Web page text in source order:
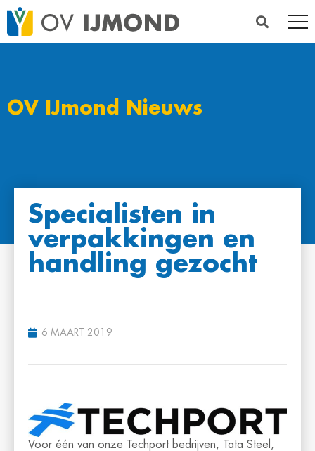
OV IJmond Nieuws
Specialisten in
verpakkingen en
handling gezocht
6 MAART 2019
Voor één van onze Techport bedrijven, Tata Steel,